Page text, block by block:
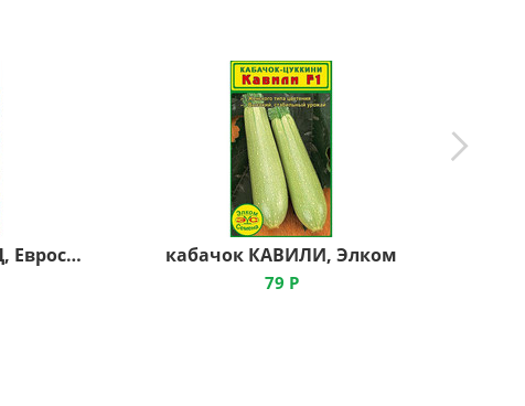
петуния БЛУ КАСКАД, Евросемена кабачок КАВИЛИ, Элком
79 Р